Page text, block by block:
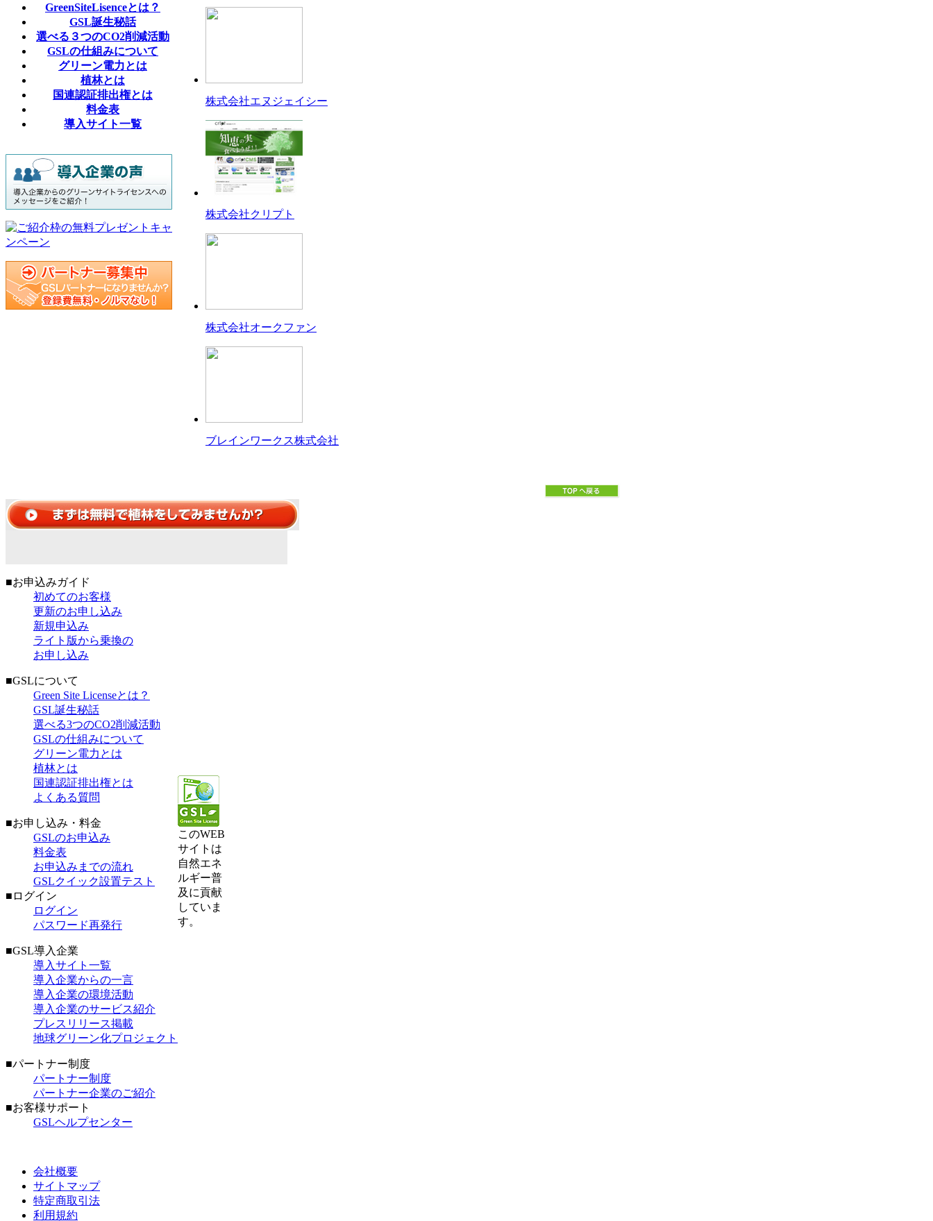
GreenSiteLisenceとは？
GSL誕生秘話
選べる３つのCO2削減活動
GSLの仕組みについて
グリーン電力とは
植林とは
国連認証排出権とは
料金表
導入サイト一覧
株式会社エヌジェイシー
株式会社クリプト
株式会社オークファン
ブレインワークス株式会社
■お申込みガイド
初めてのお客様
更新のお申し込み
新規申込み
ライト版から乗換の
お申し込み
■GSLについて
Green Site Licenseとは？
GSL誕生秘話
選べる3つのCO2削減活動
GSLの仕組みについて
グリーン電力とは
植林とは
国連認証排出権とは
よくある質問
■お申し込み・料金
GSLのお申込み
料金表
お申込みまでの流れ
GSLクイック設置テスト
■ログイン
ログイン
パスワード再発行
■GSL導入企業
導入サイト一覧
導入企業からの一言
導入企業の環境活動
導入企業のサービス紹介
プレスリリース掲載
地球グリーン化プロジェクト
■パートナー制度
パートナー制度
パートナー企業のご紹介
■お客様サポート
GSLヘルプセンター
このWEB
サイトは
自然エネ
ルギー普
及に貢献
していま
す。
会社概要
サイトマップ
特定商取引法
利用規約